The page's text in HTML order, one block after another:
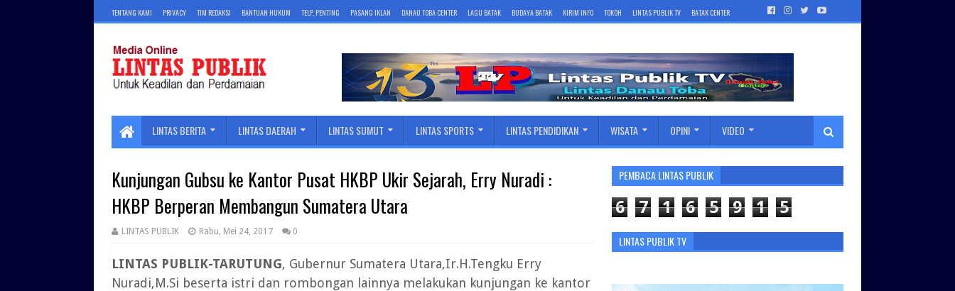
TENTANG KAMI PRIVACY TIM REDAKSI BANTUAN HUKUM TELP, PENTING PASANG IKLAN DANAU TOBA CENTER LAGU BATAK BUDAYA BATAK KIRIM INFO TOKOH LINTAS PUBLIK TV BATAK CENTER
LINTAS BERITA LINTAS DAERAH LINTAS SUMUT LINTAS SPORTS LINTAS PENDIDIKAN WISATA OPINI VIDEO
Kunjungan Gubsu ke Kantor Pusat HKBP Ukir Sejarah, Erry Nuradi :
HKBP Berperan Membangun Sumatera Utara
LINTAS PUBLIK Rabu, Mei 24, 2017 0
LINTAS PUBLIK-TARUTUNG, Gubernur Sumatera Utara,Ir.H.Tengku Erry
Nuradi,M.Si beserta istri dan rombongan lainnya melakukan kunjungan ke kantor
PEMBACA LINTAS PUBLIK
6 7 1 6 5 9 1 5
LINTAS PUBLIK TV